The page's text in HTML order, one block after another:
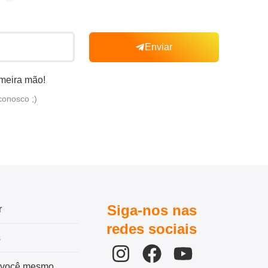
Enviar
mão!
;)
Siga-nos nas
redes sociais